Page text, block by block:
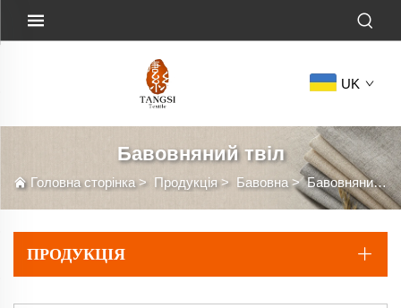
UK
Бавовняний твіл
Головна сторінка> Продукція> Бавовна>Бавовняний твіл
ПРОДУКЦІЯ